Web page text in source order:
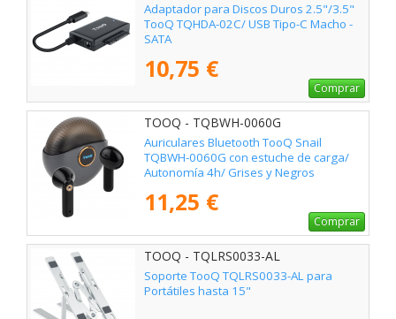
Adaptador para Discos Duros 2.5"/3.5"
TooQ TQHDA-02C/ USB Tipo-C Macho -
SATA
10,75 €
Comprar
TOOQ - TQBWH-0060G
Auriculares Bluetooth TooQ Snail
TQBWH-0060G con estuche de carga/
Autonomía 4h/ Grises y Negros
11,25 €
Comprar
TOOQ - TQLRS0033-AL
Soporte TooQ TQLRS0033-AL para
Portátiles hasta 15"